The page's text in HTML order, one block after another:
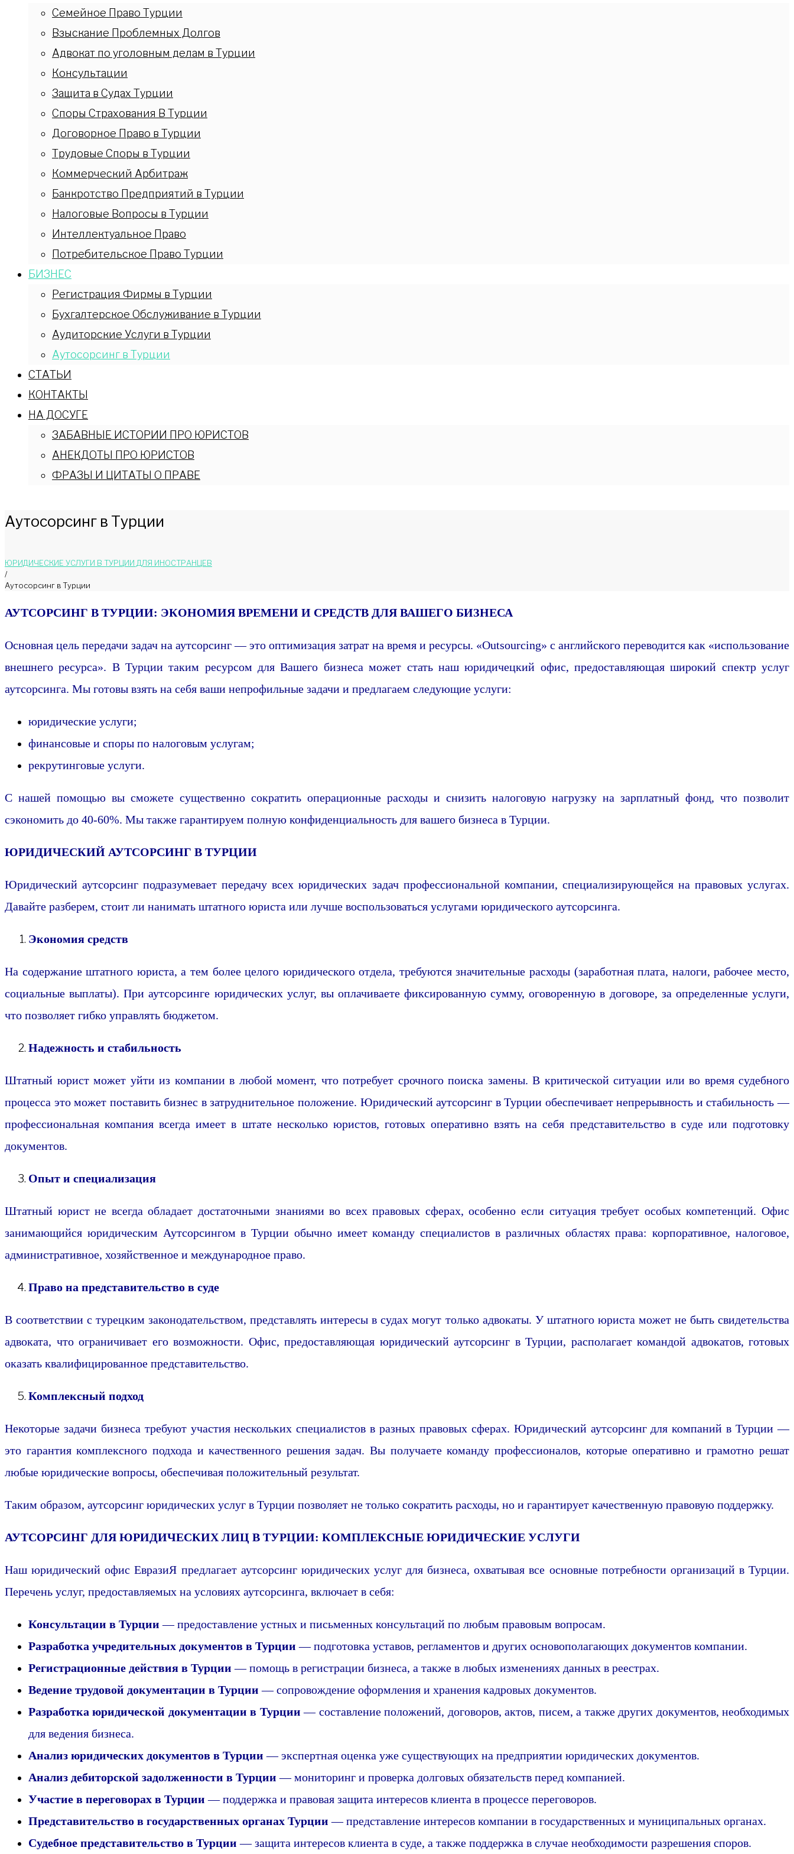
Семейное Право Турции
Взыскание Проблемных Долгов
Адвокат по уголовным делам в Турции
Консультации
Защита в Судах Турции
Споры Страхования В Турции
Договорное Право в Турции
Трудовые Споры в Турции
Коммерческий Арбитраж
Банкротство Предприятий в Турции
Налоговые Вопросы в Турции
Интеллектуальное Право
Потребительское Право Турции
БИЗНЕС
Регистрация Фирмы в Турции
Бухгалтерское Обслуживание в Турции
Аудиторские Услуги в Турции
Аутосорсинг в Турции
СТАТЬИ
КОНТАКТЫ
НА ДОСУГЕ
ЗАБАВНЫЕ ИСТОРИИ ПРО ЮРИСТОВ
АНЕКДОТЫ ПРО ЮРИСТОВ
ФРАЗЫ И ЦИТАТЫ О ПРАВЕ
Аутосорсинг в Турции
ЮРИДИЧЕСКИЕ УСЛУГИ В ТУРЦИИ ДЛЯ ИНОСТРАНЦЕВ
/
Аутосорсинг в Турции
Аутосорсинг
в
Турции
АУТСОРСИНГ В ТУРЦИИ: ЭКОНОМИЯ ВРЕМЕНИ И СРЕДСТВ ДЛЯ ВАШЕГО БИЗНЕСА
Основная цель передачи задач на аутсорсинг — это оптимизация затрат на время и ресурсы. «Outsourcing» с английского переводится как «использование
внешнего ресурса». В Турции таким ресурсом для Вашего бизнеса может стать наш юридичецкий офис, предоставляющая широкий спектр услуг
аутсорсинга. Мы готовы взять на себя ваши непрофильные задачи и предлагаем следующие услуги:
юридические услуги;
финансовые и споры по налоговым услугам;
рекрутинговые услуги.
С нашей помощью вы сможете существенно сократить операционные расходы и снизить налоговую нагрузку на зарплатный фонд, что позволит
сэкономить до 40-60%. Мы также гарантируем полную конфиденциальность для вашего бизнеса в Турции.
ЮРИДИЧЕСКИЙ АУТСОРСИНГ В ТУРЦИИ
Юридический аутсорсинг подразумевает передачу всех юридических задач профессиональной компании, специализирующейся на правовых услугах.
Давайте разберем, стоит ли нанимать штатного юриста или лучше воспользоваться услугами юридического аутсорсинга.
Экономия средств
На содержание штатного юриста, а тем более целого юридического отдела, требуются значительные расходы (заработная плата, налоги, рабочее место,
социальные выплаты). При аутсорсинге юридических услуг, вы оплачиваете фиксированную сумму, оговоренную в договоре, за определенные услуги,
что позволяет гибко управлять бюджетом.
Надежность и стабильность
Штатный юрист может уйти из компании в любой момент, что потребует срочного поиска замены. В критической ситуации или во время судебного
процесса это может поставить бизнес в затруднительное положение. Юридический аутсорсинг в Турции обеспечивает непрерывность и стабильность —
профессиональная компания всегда имеет в штате несколько юристов, готовых оперативно взять на себя представительство в суде или подготовку
документов.
Опыт и специализация
Штатный юрист не всегда обладает достаточными знаниями во всех правовых сферах, особенно если ситуация требует особых компетенций. Офис
занимающийся юридическим Аутсорсингом в Турции обычно имеет команду специалистов в различных областях права: корпоративное, налоговое,
административное, хозяйственное и международное право.
Право на представительство в суде
В соответствии с турецким законодательством, представлять интересы в судах могут только адвокаты. У штатного юриста может не быть свидетельства
адвоката, что ограничивает его возможности. Офис, предоставляющая юридический аутсорсинг в Турции, располагает командой адвокатов, готовых
оказать квалифицированное представительство.
Комплексный подход
Некоторые задачи бизнеса требуют участия нескольких специалистов в разных правовых сферах. Юридический аутсорсинг для компаний в Турции —
это гарантия комплексного подхода и качественного решения задач. Вы получаете команду профессионалов, которые оперативно и грамотно решат
любые юридические вопросы, обеспечивая положительный результат.
Таким образом, аутсорсинг юридических услуг в Турции позволяет не только сократить расходы, но и гарантирует качественную правовую поддержку.
АУТСОРСИНГ ДЛЯ ЮРИДИЧЕСКИХ ЛИЦ В ТУРЦИИ: КОМПЛЕКСНЫЕ ЮРИДИЧЕСКИЕ УСЛУГИ
Наш юридический офис ЕвразиЯ предлагает аутсорсинг юридических услуг для бизнеса, охватывая все основные потребности организаций в Турции.
Перечень услуг, предоставляемых на условиях аутсорсинга, включает в себя:
Консультации в Турции — предоставление устных и письменных консультаций по любым правовым вопросам.
Разработка учредительных документов в Турции — подготовка уставов, регламентов и других основополагающих документов компании.
Регистрационные действия в Турции — помощь в регистрации бизнеса, а также в любых изменениях данных в реестрах.
Ведение трудовой документации в Турции — сопровождение оформления и хранения кадровых документов.
Разработка юридической документации в Турции — составление положений, договоров, актов, писем, а также других документов, необходимых
для ведения бизнеса.
Анализ юридических документов в Турции — экспертная оценка уже существующих на предприятии юридических документов.
Анализ дебиторской задолженности в Турции — мониторинг и проверка долговых обязательств перед компанией.
Участие в переговорах в Турции — поддержка и правовая защита интересов клиента в процессе переговоров.
Представительство в государственных органах Турции — представление интересов компании в государственных и муниципальных органах.
Судебное представительство в Турции — защита интересов клиента в суде, а также поддержка в случае необходимости разрешения споров.